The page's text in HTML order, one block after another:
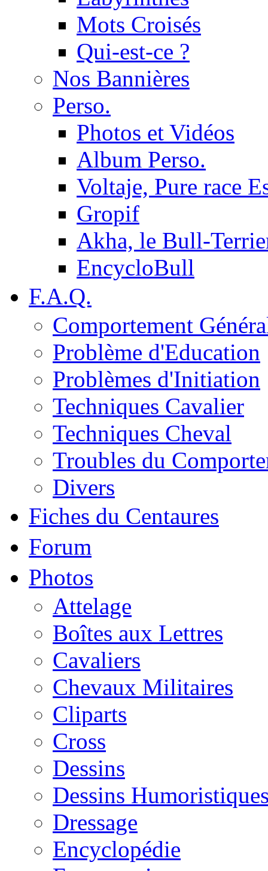
Mots Croisés
Qui-est-ce ?
Nos Bannières
Perso.
Photos et Vidéos
Album Perso.
Voltaje, Pure race
Gropif
Akha, le Bull-
EncycloBull
F.A.Q.
Comportement
Problème d'Education
Problèmes d'Initiation
Techniques Cavalier
Techniques Cheval
Troubles du
Divers
Fiches du Centaures
Forum
Photos
Attelage
Boîtes aux Lettres
Cavaliers
Chevaux Militaires
Cliparts
Cross
Dessins
Dessins
Dressage
Encyclopédie